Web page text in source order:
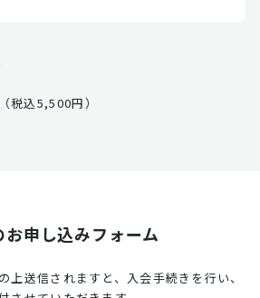
税込5,500円）
お申し込みフォーム
上送信されますと、入会手続きを行い、